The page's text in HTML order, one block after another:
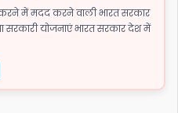
में मदद करने वाली भारत सरकार
सरकारी योजनाएं भारत सरकार देश में